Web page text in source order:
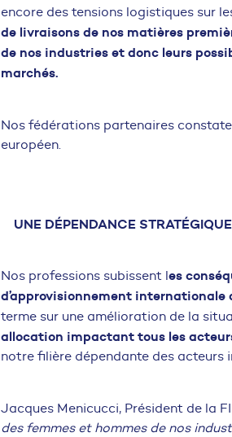
encore des tensions logistiques sur
de livraisons de nos matières
de nos industries et donc leurs
marchés.
Nos fédérations partenaires
européen.
UNE DÉPENDANCE
Nos professions subissent les
d’approvisionnement
terme sur une amélioration de la
allocation impactant tous les
notre filière dépendante des
Jacques Menicucci, Président de la
des femmes et hommes de nos